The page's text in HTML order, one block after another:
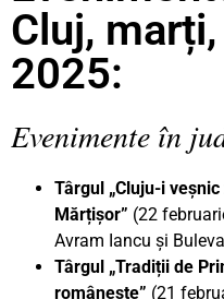
Cluj,
2025:
Evenimente în
Târgul „Cluju-i
Mărțișor” (22
Avram Iancu și
Târgul „Tradiții de
românește” (21